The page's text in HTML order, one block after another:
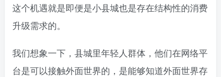
这个机遇就是即便是小县城也是存在结构性的消费
升级需求的。
我们想象一下，县城里年轻人群体，他们在网络平
台是可以接触外面世界的，是能够知道外面世界存